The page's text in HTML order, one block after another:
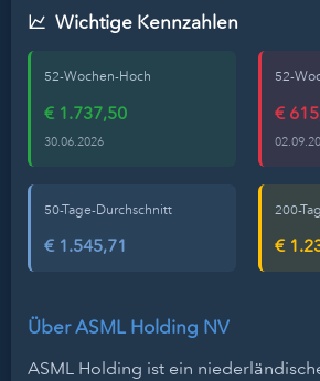
Wichtige Kennzahlen
52-Wochen-Hoch
€ 1.737,50
30.06.2026
52-
€
50-Tage-Durchschnitt
€ 1.545,71
200-
€
Über ASML Holding NV
ASML Holding ist ein